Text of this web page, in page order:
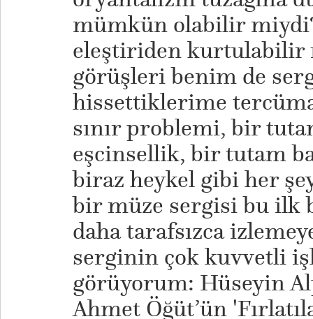
mümkün olabilir
eleştiriden kurtulabilir
görüşleri benim de
hissettiklerime
sınır problemi, bir
eşcinsellik, bir tutam
biraz heykel gibi her
bir müze sergisi bu ilk
daha tarafsızca
serginin çok kuvvetli
görüyorum: Hüseyin
Ahmet Öğüt’ün